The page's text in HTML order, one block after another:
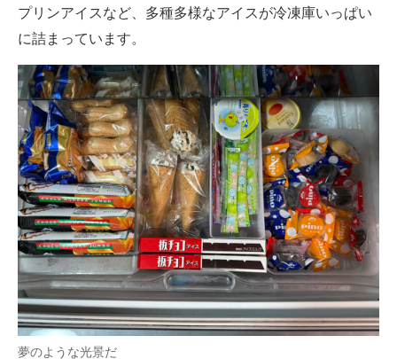
プリンアイスなど、多種多様なアイスが冷凍庫いっぱい
に詰まっています。
夢のような光景だ